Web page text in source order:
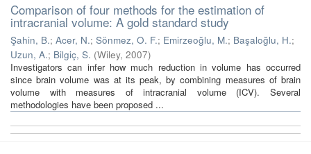
Comparison of four methods for the estimation of
intracranial volume: A gold standard study
Şahin, B.; Acer, N.; Sönmez, O. F.; Emirzeoğlu, M.; Başaloğlu, H.;
Uzun, A.; Bilgiç, S. (Wiley, 2007)
Investigators can infer how much reduction in volume has occurred
since brain volume was at its peak, by combining measures of brain
volume with measures of intracranial volume (ICV). Several
methodologies have been proposed ...